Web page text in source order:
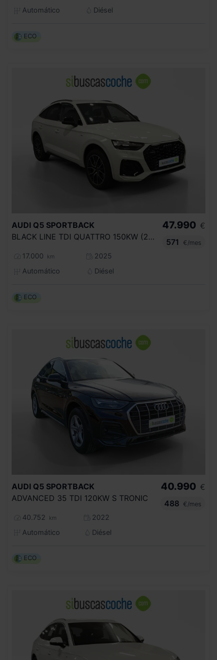
Automático
Diésel
ECO
AUDI Q5 SPORTBACK
BLACK LINE TDI QUATTRO 150KW (204CV) S T
17.000 km
2025
Automático
Diésel
47.990 €
571
€/mes
ECO
AUDI Q5 SPORTBACK
ADVANCED 35 TDI 120KW S TRONIC
40.752 km
2022
Automático
Diésel
40.990 €
488
€/mes
ECO